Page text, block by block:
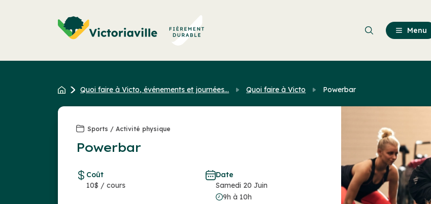
contenu
principal
Menu
Quoi faire à Victo, événements et journées... Quoi faire à Victo Powerbar
Sports / Activité physique
Powerbar
Coût
10$ / cours
Date
Samedi 20 Juin
9h à 10h